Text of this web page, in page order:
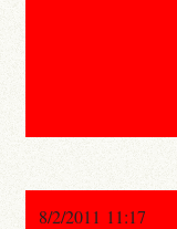
8/2/2011 11:17